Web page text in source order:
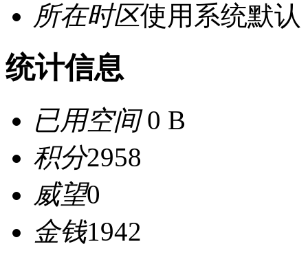
所在时区使用系统默认
统计信息
已用空间0 B
积分2958
威望0
金钱1942